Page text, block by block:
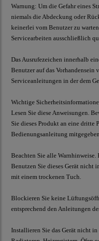
Warnung: Um die Gefahr eines
niemals die Abdeckung oder
keinerlei vom Benutzer zu
Servicearbeiten ausschließlich
Das Ausrufezeichen innerhalb
Benutzer auf das
Serviceanleitungen in der dem
Wichtige
Lesen Sie diese Anweisungen.
Sie dieses Produkt an eine dritte
Bedienungsanleitung
Beachten Sie alle
Benutzen Sie dieses Gerät nicht
mit einem trockenen Tuch.
Blockieren Sie keine
entsprechend den Anleitungen
Installieren Sie das Gerät nicht